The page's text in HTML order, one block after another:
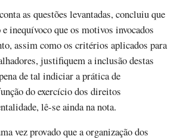
as questões levantadas, concluiu que
inequívoco que os motivos invocados
assim como os critérios aplicados para
justifiquem a inclusão destas
de tal indiciar a prática de
do exercício dos direitos
lê-se ainda na nota.
vez provado que a organização dos